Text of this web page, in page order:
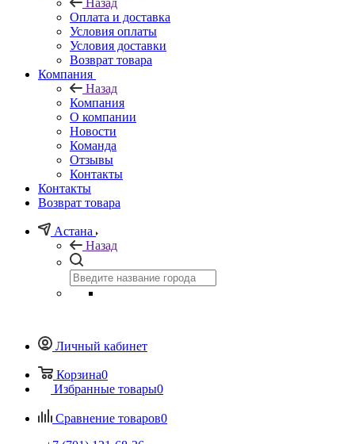
Назад
Оплата и доставка
Условия оплаты
Условия доставки
Возврат товара
Компания
Назад
Компания
О компании
Новости
Команда
Отзывы
Контакты
Контакты
Возврат товара
Астана
Назад
Личный кабинет
Корзина0
Избранные товары0
Сравнение товаров0